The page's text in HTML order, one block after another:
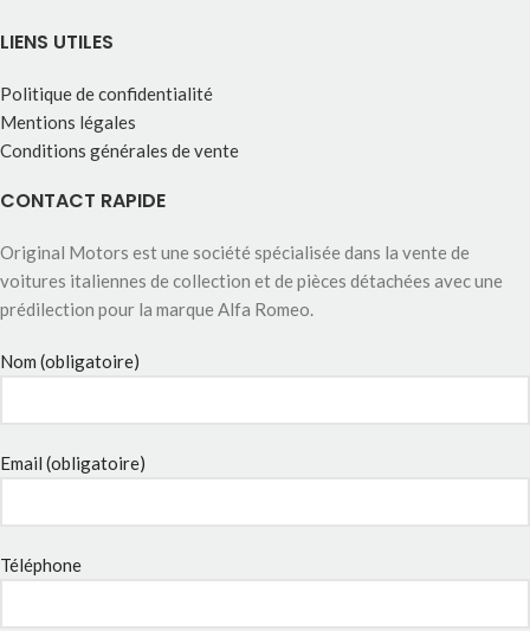
LIENS UTILES
Politique de confidentialité
Mentions légales
Conditions générales de vente
CONTACT RAPIDE
Original Motors est une société spécialisée dans la vente de
voitures italiennes de collection et de pièces détachées avec une
prédilection pour la marque Alfa Romeo.
Nom (obligatoire)
Email (obligatoire)
Téléphone